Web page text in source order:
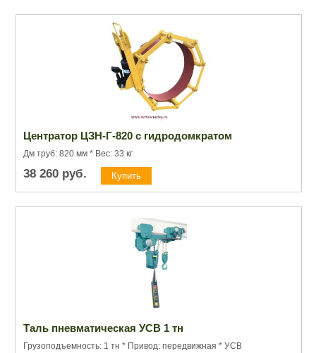
Центратор ЦЗН-Г-820 с гидродомкратом
Дм труб: 820 мм * Вес: 33 кг
38 260 руб.
Таль пневматическая УСВ 1 тн
Грузоподъемность: 1 тн * Привод: передвижная * УСВ